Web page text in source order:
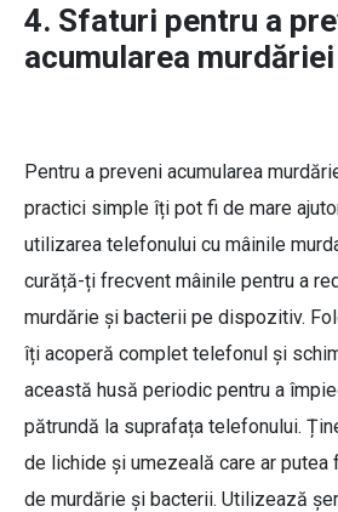
4. Sfaturi pentru a
acumularea
Pentru a preveni acumularea
practici simple îți pot fi de mare
utilizarea telefonului cu mâinile
curăță-ți frecvent mâinile pentru a
murdărie și bacterii pe dispozitiv.
îți acoperă complet telefonul și
această husă periodic pentru a
pătrundă la suprafața telefonului.
de lichide și umezeală care ar putea
de murdărie și bacterii. Utilizează